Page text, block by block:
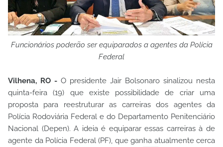
Funcionários poderão ser equiparados a agentes da Polícia
Federal
Vilhena, RO - O presidente Jair Bolsonaro sinalizou nesta
quinta-feira (19) que existe possibilidade de criar uma
proposta para reestruturar as carreiras dos agentes da
Polícia Rodoviária Federal e do Departamento Penitenciário
Nacional (Depen). A ideia é equiparar essas carreiras à de
agente da Polícia Federal (PF), que ganha atualmente cerca